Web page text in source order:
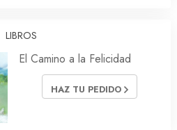
LIBROS
El Camino a la Felicidad
HAZ TU PEDIDO